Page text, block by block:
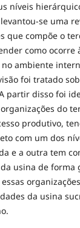
níveis
se uma
que compõe o
como ocorre
ambiente
foi tratado
partir disso foi
do
produtivo,
com um dos
e a outra tem
usina de forma
da usina